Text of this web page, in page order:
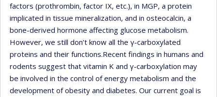
factors (prothrombin, factor IX, etc.), in MGP, a protein
implicated in tissue mineralization, and in osteocalcin, a
bone-derived hormone affecting glucose metabolism.
However, we still don’t know all the γ-carboxylated
proteins and their functions.Recent findings in humans and
rodents suggest that vitamin K and γ-carboxylation may
be involved in the control of energy metabolism and the
development of obesity and diabetes. Our current goal is